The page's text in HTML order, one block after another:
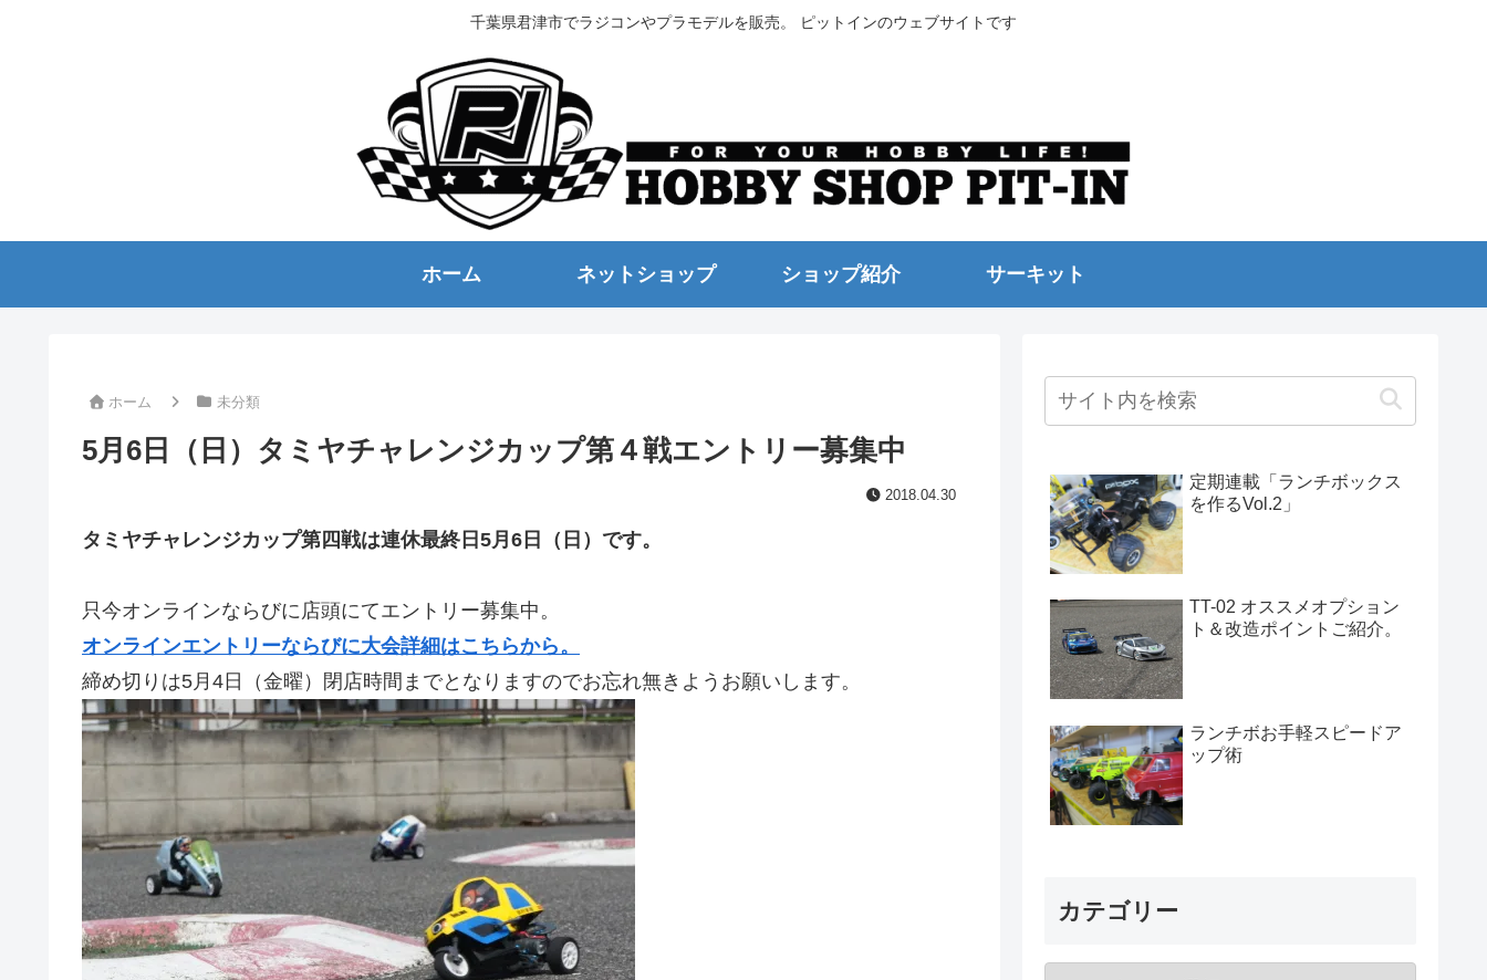
千葉県君津市でラジコンやプラモデルを販売。 ピットインのウェブサイトです
ホーム ネットショップ ショップ紹介 サーキット
ホーム 未分類
5月6日（日）タミヤチャレンジカップ第４戦エントリー募集中
2018.04.30
タミヤチャレンジカップ第四戦は連休最終日5月6日（日）です。
只今オンラインならびに店頭にてエントリー募集中。
オンラインエントリーならびに大会詳細はこちらから。
締め切りは5月4日（金曜）閉店時間までとなりますのでお忘れ無きようお願いします。
定期連載「ランチボックス
を作るVol.2」
TT-02 オススメオプション
ト＆改造ポイントご紹介。
ランチボお手軽スピードア
ップ術
カテゴリー